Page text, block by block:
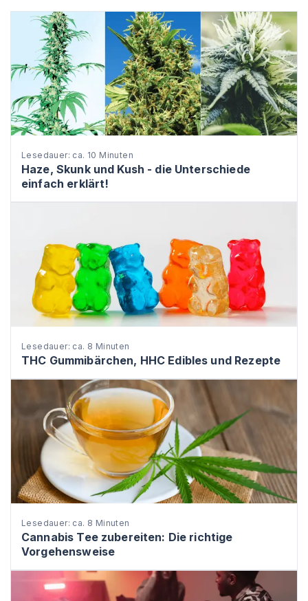
Lesedauer: ca. 10 Minuten
Haze, Skunk und Kush - die Unterschiede
einfach erklärt!
Lesedauer: ca. 8 Minuten
THC Gummibärchen, HHC Edibles und Rezepte
Lesedauer: ca. 8 Minuten
Cannabis Tee zubereiten: Die richtige
Vorgehensweise